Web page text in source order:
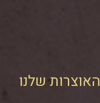
האוצרות שלנו